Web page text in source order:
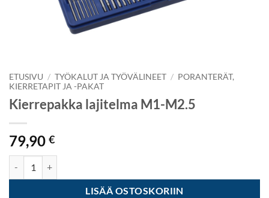
ETUSIVU / TYÖKALUT JA TYÖVÄLINEET / PORANTERÄT,
KIERRETAPIT JA -PAKAT
Kierrepakka lajitelma M1-M2.5
79,90 €
LISÄÄ OSTOSKORIIN